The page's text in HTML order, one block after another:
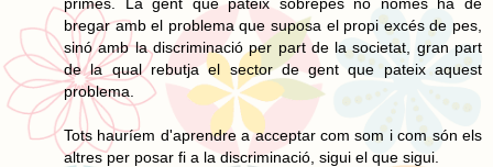
bregar amb el problema que suposa el propi excés de pes,
sinó amb la discriminació per part de la societat, gran part
de la qual rebutja el sector de gent que pateix aquest
problema.
Tots hauríem d'aprendre a acceptar com som i com són els
altres per posar fi a la discriminació, sigui el que sigui.